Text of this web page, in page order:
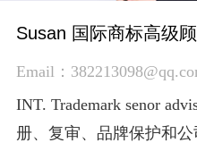
黎经理 海外公司规划
Email：
INT. Company senor
册、银行开户、国际公
Susan 国际商标高级
Email：
INT. Trademark senor
册、复审、品牌保护和
Nancy 国际条码高级
Email：
INT. Barcode senor
进出口产品条码应用，
黎经理 海外公司规划
Email：
INT. Company senor
册、银行开户、国际公
Susan 国际商标高级
Email：
INT. Trademark senor
册、复审、品牌保护和